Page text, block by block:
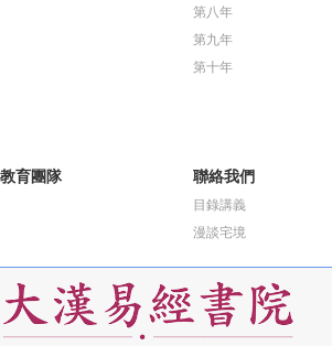
第八年
第九年
第十年
教育團隊 聯絡我們
目錄講義
漫談宅境